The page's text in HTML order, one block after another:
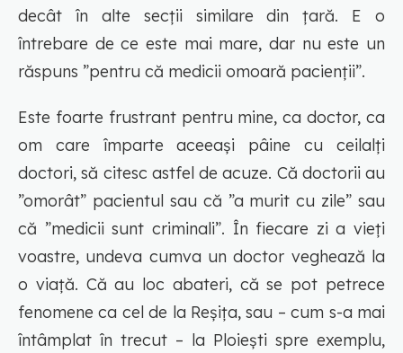
decât în alte secții similare din țară. E o
întrebare de ce este mai mare, dar nu este un
răspuns ”pentru că medicii omoară pacienții”.
Este foarte frustrant pentru mine, ca doctor, ca
om care împarte aceeași pâine cu ceilalți
doctori, să citesc astfel de acuze. Că doctorii au
”omorât” pacientul sau că ”a murit cu zile” sau
că ”medicii sunt criminali”. În fiecare zi a vieți
voastre, undeva cumva un doctor veghează la
o viață. Că au loc abateri, că se pot petrece
fenomene ca cel de la Reșița, sau – cum s-a mai
întâmplat în trecut – la Ploiești spre exemplu,